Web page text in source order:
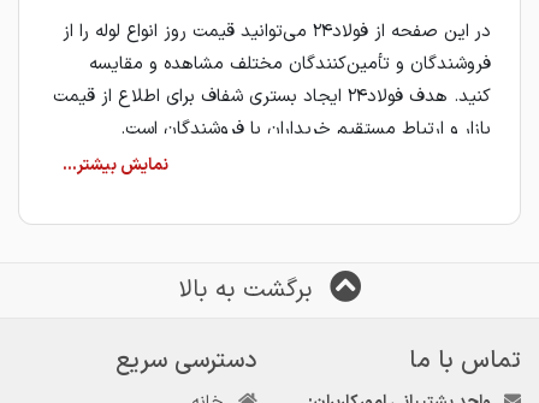
در این صفحه از فولاد۲۴ می‌توانید قیمت روز انواع لوله را از
فروشندگان و تأمین‌کنندگان مختلف مشاهده و مقایسه
کنید. هدف فولاد۲۴ ایجاد بستری شفاف برای اطلاع از قیمت
بازار و ارتباط مستقیم خریداران با فروشندگان است.
لوله مقطعی استوانه‌ای و توخالی است که از فولاد ساخته
دیگر مورد استفاده قرار می‌گیرد. این لوله‌ها بسته به نوع
می‌توانند فشار و دمای بالا را تحمل کنند.
برگشت به بالا
تماس با ما
دسترسی سریع